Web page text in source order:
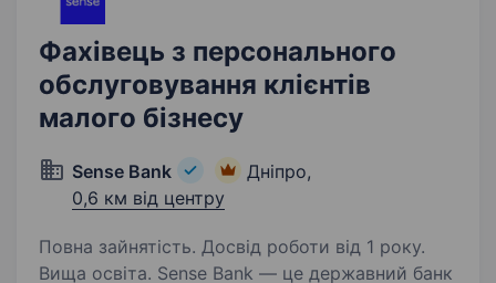
Фахівець з персонального
обслуговування клієнтів
малого бізнесу
Sense Bank
Дніпро,
0,6 км від центру
Повна зайнятість. Досвід роботи від 1 року.
Вища освіта. Sense Bank — це державний банк